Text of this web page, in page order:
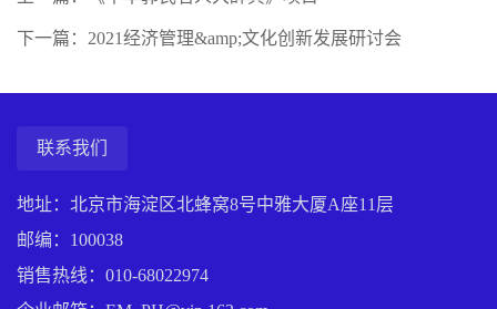
下一篇：2021经济管理&amp;文化创新发展研讨会
联系我们
地址：北京市海淀区北蜂窝8号中雅大厦A座11层
邮编：100038
销售热线： 010-68022974